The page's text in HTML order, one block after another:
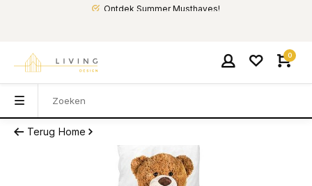
Ontdek Summer Musthaves!
0
Terug Home